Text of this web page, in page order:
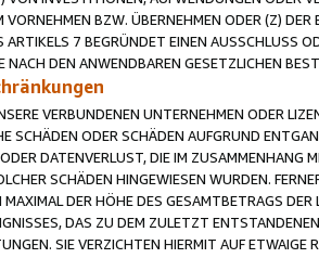
VORNEHMEN BZW. ÜBERNEHMEN ODER (Z)
ARTIKELS 7 BEGRÜNDET EINEN AUSSCHLUSS
NACH DEN ANWENDBAREN GESETZLICHEN
VERBUNDENEN UNTERNEHMEN ODER
SCHÄDEN ODER SCHÄDEN AUFGRUND
DATENVERLUST, DIE IM ZUSAMMENHANG
SCHÄDEN HINGEWIESEN WURDEN.
MAXIMAL DER HÖHE DES GESAMTBETRAGS
DAS ZU DEM ZULETZT
SIE VERZICHTEN HIERMIT AUF